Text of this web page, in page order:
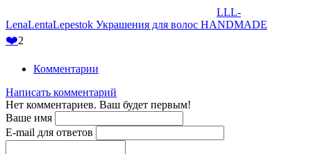
LLL-
LenaLentaLepestok Украшения для волос HANDMADE
❤️2
Комментарии
Написать комментарий
Нет комментариев. Ваш будет первым!
Ваше имя
E-mail для ответов